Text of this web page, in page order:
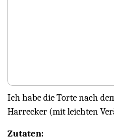
Ich habe die Torte nach
Harrecker (mit leichten
Zutaten: